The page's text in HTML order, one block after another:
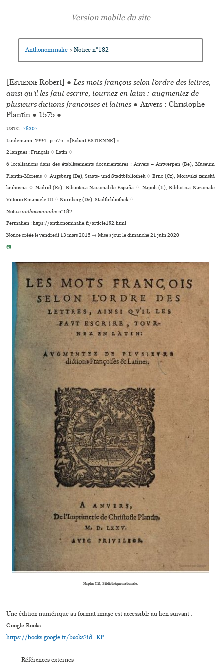
Anthonominalie > Notice n°182
[Estienne Robert] ● Les mots françois selon l’ordre des lettres,
ainsi qu’il les faut escrire, tournez en latin : augmentez de
plusieurs dictions francoises et latines ● Anvers : Christophe
Plantin ● 1575 ●
USTC :78307.
Lindemann, 1994 : p.575 , «[Robert ESTIENNE] ».
2 langues :Français ♢Latin ♢
6 localisations dans des établissements documentaires : Anvers = Antwerpen (Be), Museum
Plantin-Moretus ♢ Augsburg (De), Staats- und Stadtbibliothek ♢ Brno (Cz), Moravská zemská
kni­hovna ♢ Madrid (Es), Biblioteca Nacional de España ♢ Napoli (It), Biblioteca Nazionale
Vittorio Emanuele III ♢ Nürnberg (De), Stadtbibliothek ♢
Noticeanthonominalien°182.
Permalien : https://anthonominalie.fr/article182.html
Notice créée le vendredi 13 mars 2015 → Mise à jour le dimanche 21 juin 2020
📷
Naples (It), Bibliothèque nationale.
Une édition numérique au format image est accessible au lien suivant :
Google Books :
https://books.google.fr/books?id=KP...
Références externes